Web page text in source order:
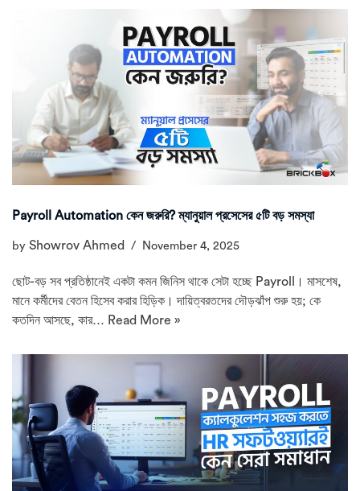
Payroll Automation কেন জরুরি? ম্যানুয়াল প্রসেসের ৫টি বড় সমস্যা
by Showrov Ahmed November 4, 2025
ছোট-বড় সব প্রতিষ্ঠানেই একটা কমন জিনিস থাকে সেটা হচ্ছে Payroll। মাসশেষ,
মানে কর্মীদের বেতন হিসেব করার হিড়িক। দায়িত্বরতদের দৌড়ঝাঁপ শুরু হয়; কে
কতদিন আসছে, কার… Read More »